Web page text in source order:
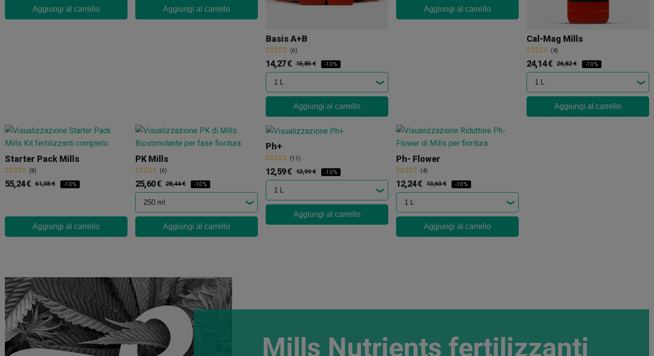
Aggiungi al carrello Aggiungi al carrello
Basis A+B
(6)
14,27 € 15,85 € -10%
Aggiungi al carrello
Aggiungi al carrello
Cal-Mag Mills
(4)
24,14 € 26,82 € -10%
Aggiungi al carrello
Starter Pack Mills
(8)
55,24 € 61,38 € -10%
Aggiungi al carrello
PK Mills
(6)
25,60 € 28,44 € -10%
Aggiungi al carrello
Ph+
(11)
12,59 € 13,99 € -10%
Aggiungi al carrello
Ph- Flower
(4)
12,24 € 13,60 € -10%
Aggiungi al carrello
Mills Nutrients fertilizzanti